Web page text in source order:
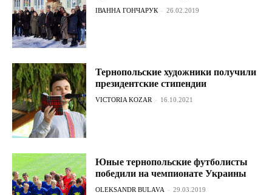
ІВАННА ГОНЧАРУК - 26.02.2019
Тернопольские художники получили
президентские стипендии
VICTORIA KOZAR - 16.10.2021
Юные тернопольские футболисты
победили на чемпионате Украины
OLEKSANDR BULAVA - 29.03.2019